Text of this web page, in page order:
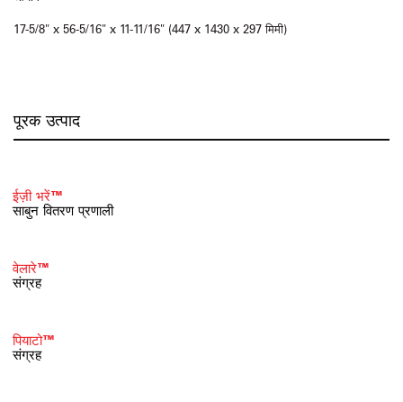
17-5/8" x 56-5/16" x 11-11/16" (447 x 1430 x 297 मिमी)
पूरक उत्पाद
ईज़ी भरें™
साबुन वितरण प्रणाली
वेलारे™
संग्रह
पियाटो™
संग्रह